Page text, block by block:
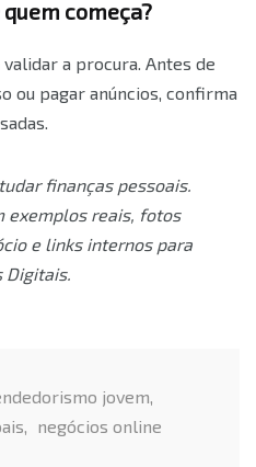
começa?
a procura. Antes de
ou pagar anúncios, confirma
finanças pessoais.
exemplos reais, fotos
e links internos para
Digitais.
jovem,
, negócios online